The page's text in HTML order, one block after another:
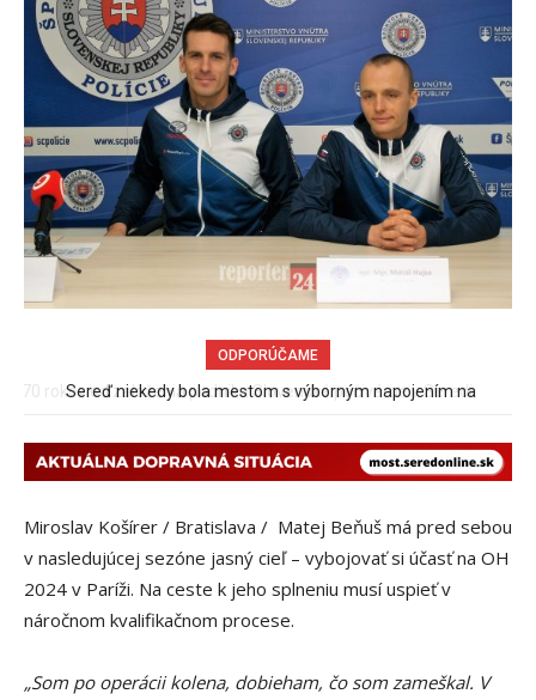
ODPORÚČAME
Sereď niekedy bola mestom s výborným napojením na
Miroslav Košírer / Bratislava / Matej Beňuš má pred sebou
v nasledujúcej sezóne jasný cieľ – vybojovať si účasť na OH
2024 v Paríži. Na ceste k jeho splneniu musí uspieť v
náročnom kvalifikačnom procese.
„Som po operácii kolena, dobieham, čo som zameškal. V